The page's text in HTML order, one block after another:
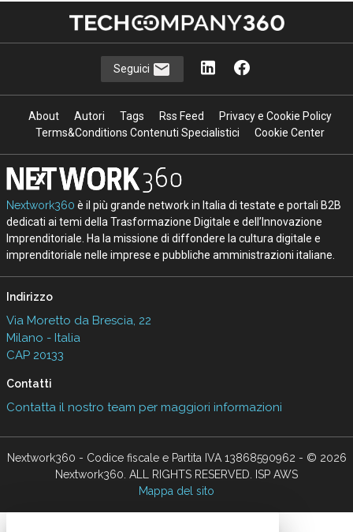
Seguici
About Autori Tags Rss Feed
Privacy e Cookie Policy
Terms&Conditions Contenuti Specialistici
Cookie Center
Nextwork360 è il più grande network in Italia di testate e portali B2B
dedicati ai temi della Trasformazione Digitale e dell’Innovazione
Imprenditoriale. Ha la missione di diffondere la cultura digitale e
imprenditoriale nelle imprese e pubbliche amministrazioni italiane.
Indirizzo
Via Moretto da Brescia, 22
Milano - Italia
CAP 20133
Contatti
Contatta il nostro team per maggiori informazioni
Nextwork360 - Codice fiscale e Partita IVA 13868590962 - © 2026
Nextwork360. ALL RIGHTS RESERVED. ISP AWS
Mappa del sito